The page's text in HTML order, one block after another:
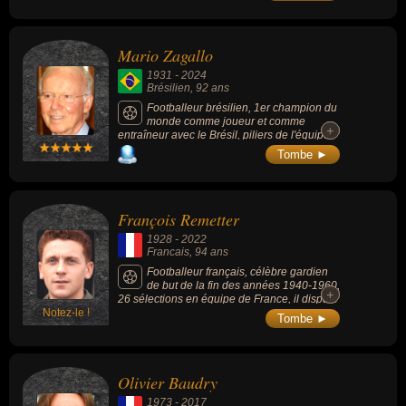
Mario Zagallo
1931 - 2024
Brésilien, 92 ans
Footballeur brésilien, 1er champion du
monde comme joueur et comme
entraîneur avec le Brésil, piliers de l'équipe
du Brésil qui remporte la Coupe du monde
en 1958 et 1962, puis devient le premier
brésiliens champions du monde ayant
disputé la Coupe du monde 1958.
+
+
Tombe ►
Notez-le !
François Remetter
1928 - 2022
Francais , 94 ans
Footballeur français, célèbre gardien
de but de la fin des années 1940-1960,
26 sélections en équipe de France, il dispute
2 Coupes du monde : en 1954 et en 1958
(terminant troisième de la compétition avec
+
+
Tombe ►
Olivier Baudry
1973 - 2017